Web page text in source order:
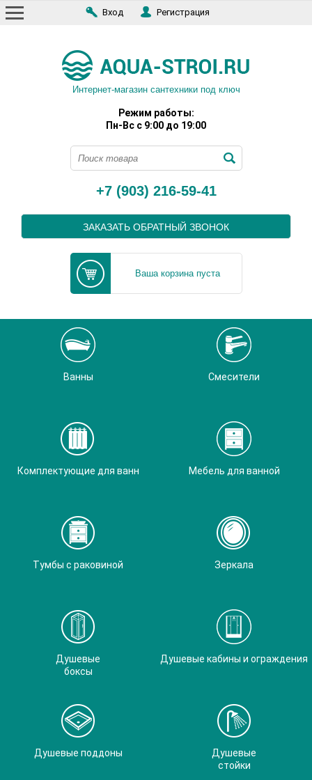
Вход Регистрация
Интернет-магазин сантехники под ключ
Режим работы:
Пн-Вс с 9:00 до 19:00
+7 (903) 216-59-41
ЗАКАЗАТЬ ОБРАТНЫЙ ЗВОНОК
Ваша корзина пуста
Ванны Смесители
Комплектующие для ванн Мебель для ванной
Тумбы с раковиной Зеркала
Душевые
боксы
Душевые кабины и ограждения
Душевые поддоны
Душевые
стойки